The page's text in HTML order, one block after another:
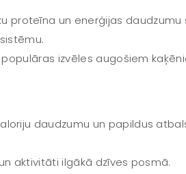
un enerģijas
izvēles augošiem
daudzumu un papildus
aktivitāti ilgākā dzīves posmā.